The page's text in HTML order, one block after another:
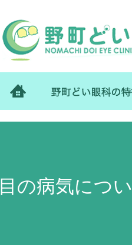
ホーム
目の病気につ